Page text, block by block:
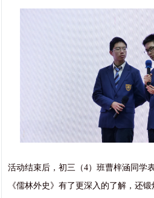
活动结束后，初三（4）班曹梓涵同学
《儒林外史》有了更深入的了解，还